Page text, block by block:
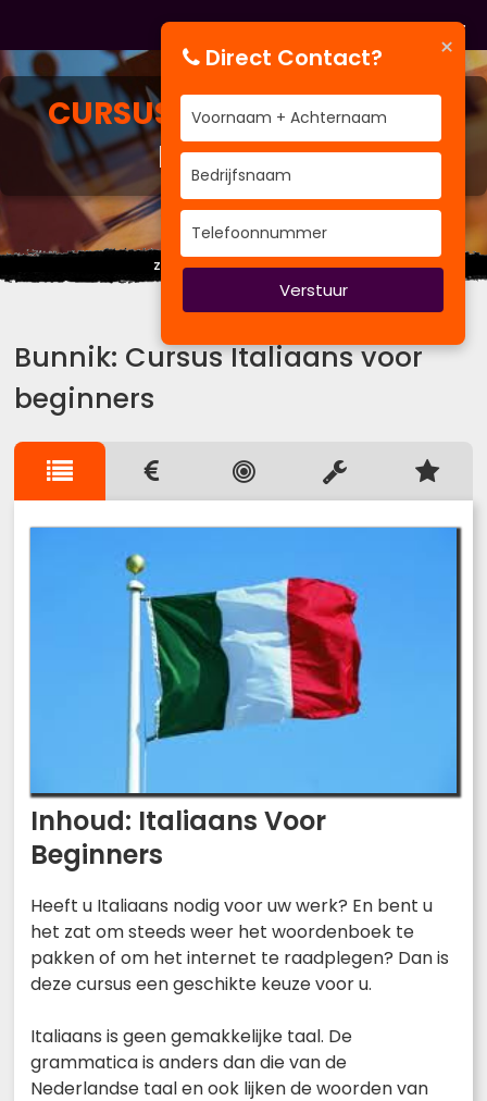
CURSUS
ITALIAANS VOOR
BEGINNERS
Ziet u het detail of het geheel?
Bunnik: Cursus Italiaans voor
beginners
Inhoud: Italiaans Voor
Beginners
Heeft u Italiaans nodig voor uw werk? En bent u
het zat om steeds weer het woordenboek te
pakken of om het internet te raadplegen? Dan is
deze cursus een geschikte keuze voor u.
Italiaans is geen gemakkelijke taal. De
grammatica is anders dan die van de
Nederlandse taal en ook lijken de woorden van
×
Direct Contact?
Verstuur